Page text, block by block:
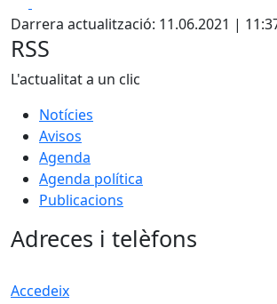
Darrera actualització: 11.06.2021 |
RSS
L'actualitat a un clic
Notícies
Avisos
Agenda
Agenda política
Publicacions
Adreces i telèfons
Accedeix